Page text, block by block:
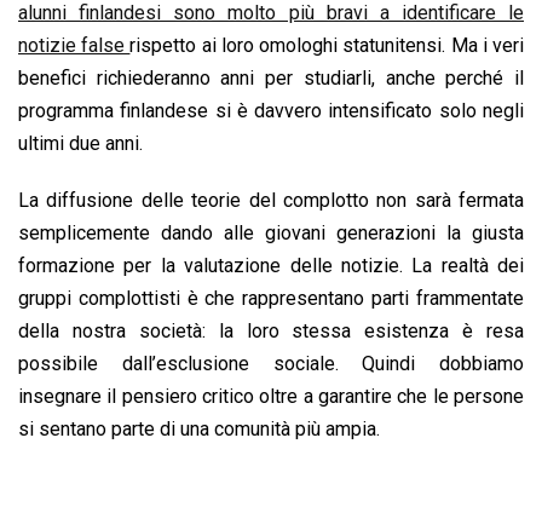
alunni finlandesi sono molto più bravi a identificare le
notizie falserispetto ai loro omologhi statunitensi. Ma i veri
benefici richiederanno anni per studiarli, anche perché il
programma finlandese si è davvero intensificato solo negli
ultimi due anni.
La diffusione delle teorie del complotto non sarà fermata
semplicemente dando alle giovani generazioni la giusta
formazione per la valutazione delle notizie. La realtà dei
gruppi complottisti è che rappresentano parti frammentate
della nostra società: la loro stessa esistenza è resa
possibile dall’esclusione sociale. Quindi dobbiamo
insegnare il pensiero critico oltre a garantire che le persone
si sentano parte di una comunità più ampia.